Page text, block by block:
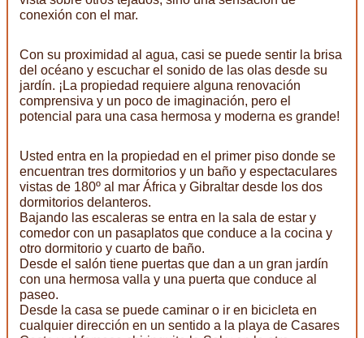
conexión con el mar.
Con su proximidad al agua, casi se puede sentir la brisa
del océano y escuchar el sonido de las olas desde su
jardín. ¡La propiedad requiere alguna renovación
comprensiva y un poco de imaginación, pero el
potencial para una casa hermosa y moderna es grande!
Usted entra en la propiedad en el primer piso donde se
encuentran tres dormitorios y un baño y espectaculares
vistas de 180º al mar África y Gibraltar desde los dos
dormitorios delanteros.
Bajando las escaleras se entra en la sala de estar y
comedor con un pasaplatos que conduce a la cocina y
otro dormitorio y cuarto de baño.
Desde el salón tiene puertas que dan a un gran jardín
con una hermosa valla y una puerta que conduce al
paseo.
Desde la casa se puede caminar o ir en bicicleta en
cualquier dirección en un sentido a la playa de Casares